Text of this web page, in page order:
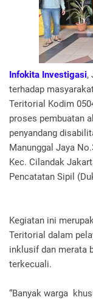
Infokita Investigasi,
terhadap
Teritorial Kodim
proses pembuatan
penyandang
Manunggal Jaya
Kec. Cilandak
Pencatatan Sipil
Kegiatan ini
Teritorial dalam
inklusif dan merata
terkecuali.
“Banyak warga